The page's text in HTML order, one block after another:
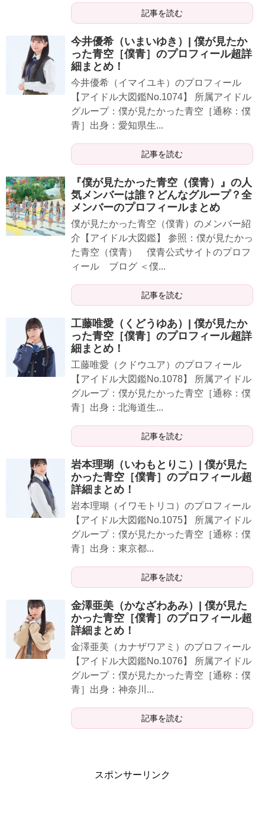
記事を読む
今井優希（いまいゆき）| 僕が見たか
った青空［僕青］のプロフィール超詳
細まとめ！
今井優希（イマイユキ）のプロフィール
【アイドル大図鑑No.1074】 所属アイドル
グループ：僕が見たかった青空［通称：僕
青］出身：愛知県生...
記事を読む
『僕が見たかった青空（僕青）』の人
気メンバーは誰？どんなグループ？全
メンバーのプロフィールまとめ
僕が見たかった青空（僕青）のメンバー紹
介【アイドル大図鑑】 参照：僕が見たかっ
た青空（僕青） 僕青公式サイトのプロフ
ィール ブログ ＜僕...
記事を読む
工藤唯愛（くどうゆあ）| 僕が見たか
った青空［僕青］のプロフィール超詳
細まとめ！
工藤唯愛（クドウユア）のプロフィール
【アイドル大図鑑No.1078】 所属アイドル
グループ：僕が見たかった青空［通称：僕
青］出身：北海道生...
記事を読む
岩本理瑚（いわもとりこ）| 僕が見た
かった青空［僕青］のプロフィール超
詳細まとめ！
岩本理瑚（イワモトリコ）のプロフィール
【アイドル大図鑑No.1075】 所属アイドル
グループ：僕が見たかった青空［通称：僕
青］出身：東京都...
記事を読む
金澤亜美（かなざわあみ）| 僕が見た
かった青空［僕青］のプロフィール超
詳細まとめ！
金澤亜美（カナザワアミ）のプロフィール
【アイドル大図鑑No.1076】 所属アイドル
グループ：僕が見たかった青空［通称：僕
青］出身：神奈川...
記事を読む
スポンサーリンク